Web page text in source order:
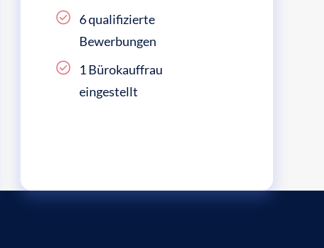
6 qualifizierte
Bewerbungen
1 Bürokauffrau
eingestellt